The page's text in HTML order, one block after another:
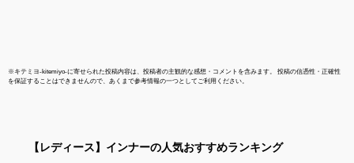
※キテミヨ-kitemiyo-に寄せられた投稿内容は、投稿者の主観的な感想・コメントを含みます。 投稿の信憑性・正確性
を保証することはできませんので、あくまで参考情報の一つとしてご利用ください。
【レディース】 インナーの人気おすすめランキング